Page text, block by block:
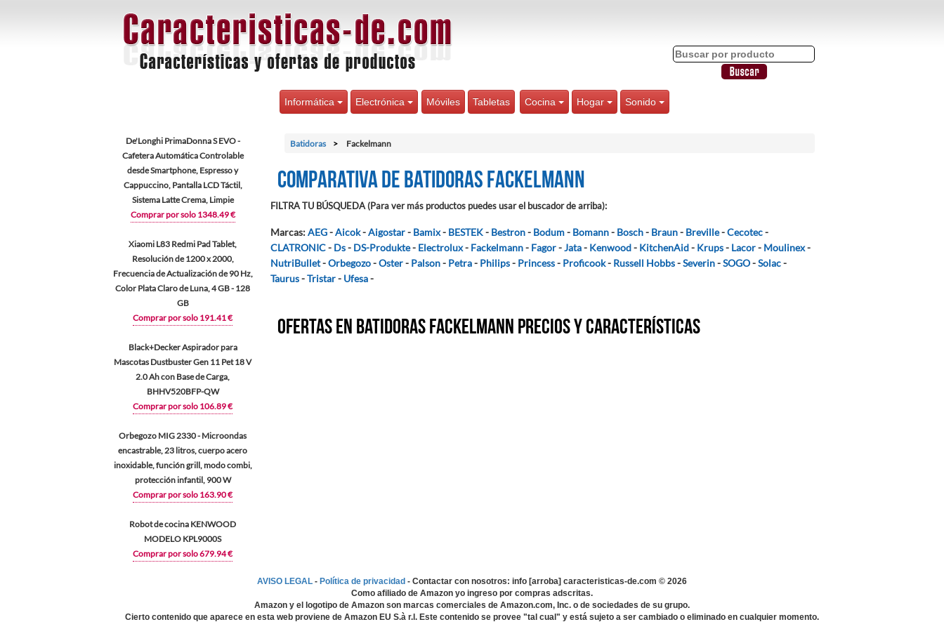
Informática Electrónica Móviles Tabletas Cocina Hogar Sonido
De'Longhi PrimaDonna S EVO -
Cafetera Automática Controlable
desde Smartphone, Espresso y
Cappuccino, Pantalla LCD Táctil,
Sistema Latte Crema, Limpie
Comprar por solo 1348.49 €
Xiaomi L83 Redmi Pad Tablet,
Resolución de 1200 x 2000,
Frecuencia de Actualización de 90 Hz,
Color Plata Claro de Luna, 4 GB - 128
GB
Comprar por solo 191.41 €
Black+Decker Aspirador para
Mascotas Dustbuster Gen 11 Pet 18 V
2.0 Ah con Base de Carga,
BHHV520BFP-QW
Comprar por solo 106.89 €
Orbegozo MIG 2330 - Microondas
encastrable, 23 litros, cuerpo acero
inoxidable, función grill, modo combi,
protección infantil, 900 W
Comprar por solo 163.90 €
Robot de cocina KENWOOD
MODELO KPL9000S
Comprar por solo 679.94 €
Batidoras Fackelmann
Comparativa de Batidoras Fackelmann
FILTRA TU BÚSQUEDA (Para ver más productos puedes usar el buscador de arriba):
Marcas:AEG-Aicok-Aigostar- Bamix- BESTEK- Bestron- Bodum- Bomann- Bosch- Braun- Breville-Cecotec-
CLATRONIC- Ds- DS-Produkte- Electrolux- Fackelmann- Fagor-Jata- Kenwood- KitchenAid- Krups- Lacor- Moulinex-
NutriBullet-Orbegozo-Oster- Palson- Petra- Philips- Princess- Proficook- Russell Hobbs-Severin-SOGO-Solac-
Taurus-Tristar- Ufesa-
Ofertas en Batidoras Fackelmann precios y características
AVISO LEGAL - Política de privacidad - Contactar con nosotros: info [arroba] caracteristicas-de.com © 2026
Como afiliado de Amazon yo ingreso por compras adscritas.
Amazon y el logotipo de Amazon son marcas comerciales de Amazon.com, Inc. o de sociedades de su grupo.
Cierto contenido que aparece en esta web proviene de Amazon EU S.à r.l. Este contenido se provee "tal cual" y está sujeto a ser cambiado o eliminado en cualquier momento.